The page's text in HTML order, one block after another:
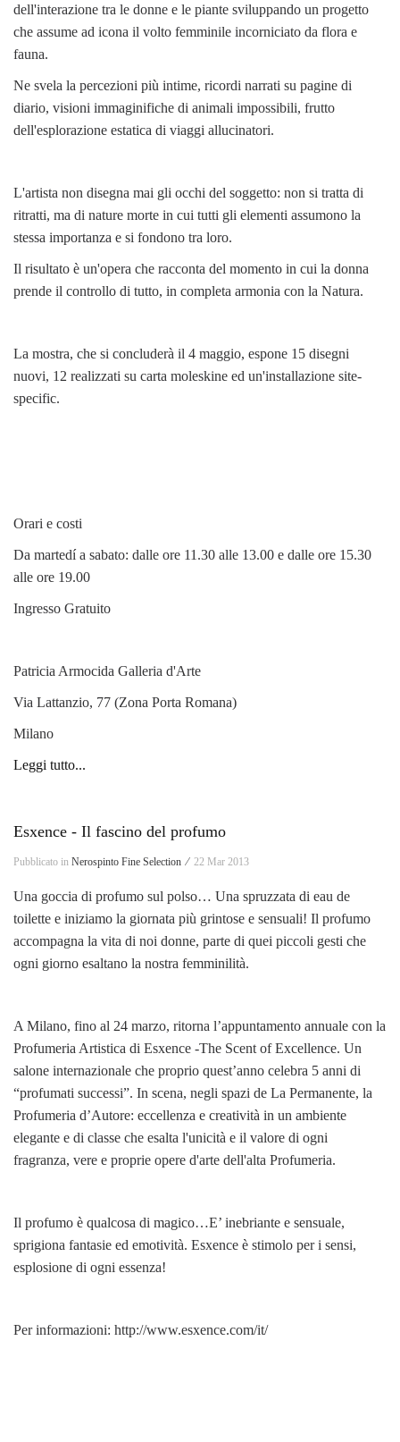
dell'interazione tra le donne e le piante sviluppando un progetto
che assume ad icona il volto femminile incorniciato da flora e
fauna.
Ne svela la percezioni più intime, ricordi narrati su pagine di
diario, visioni immaginifiche di animali impossibili, frutto
dell'esplorazione estatica di viaggi allucinatori.
L'artista non disegna mai gli occhi del soggetto: non si tratta di
ritratti, ma di nature morte in cui tutti gli elementi assumono la
stessa importanza e si fondono tra loro.
Il risultato è un'opera che racconta del momento in cui la donna
prende il controllo di tutto, in completa armonia con la Natura.
La mostra, che si concluderà il 4 maggio, espone 15 disegni
nuovi, 12 realizzati su carta moleskine ed un'installazione site-
specific.
Orari e costi
Da martedí a sabato: dalle ore 11.30 alle 13.00 e dalle ore 15.30
alle ore 19.00
Ingresso Gratuito
Patricia Armocida Galleria d'Arte
Via Lattanzio, 77 (Zona Porta Romana)
Milano
Leggi tutto...
Esxence - Il fascino del profumo
Pubblicato in Nerospinto Fine Selection ⁄ 22 Mar 2013
Una goccia di profumo sul polso… Una spruzzata di eau de
toilette e iniziamo la giornata più grintose e sensuali! Il profumo
accompagna la vita di noi donne, parte di quei piccoli gesti che
ogni giorno esaltano la nostra femminilità.
A Milano, fino al 24 marzo, ritorna l’appuntamento annuale con la
Profumeria Artistica di Esxence -The Scent of Excellence. Un
salone internazionale che proprio quest’anno celebra 5 anni di
“profumati successi”. In scena, negli spazi de La Permanente, la
Profumeria d’Autore: eccellenza e creatività in un ambiente
elegante e di classe che esalta l'unicità e il valore di ogni
fragranza, vere e proprie opere d'arte dell'alta Profumeria.
Il profumo è qualcosa di magico…E’ inebriante e sensuale,
sprigiona fantasie ed emotività. Esxence è stimolo per i sensi,
esplosione di ogni essenza!
Per informazioni: http://www.esxence.com/it/